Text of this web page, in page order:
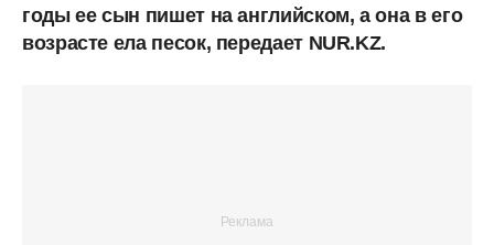
годы ее сын пишет на английском, а она в его
возрасте ела песок, передает NUR.KZ.